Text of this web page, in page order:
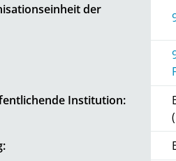
der
Institution: